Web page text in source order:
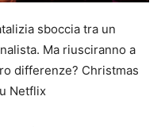
sboccia tra un
Ma riusciranno a
differenze? Christmas
Netflix